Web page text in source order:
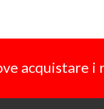
acquistare